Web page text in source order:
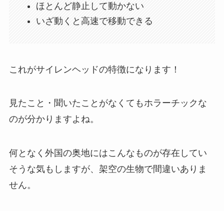
ほとんど静止して動かない
いざ動くと高速で移動できる
これがサイレンヘッドの特徴になります！
見たこと・聞いたことがなくてもホラーチックな
のが分かりますよね。
何となく外国の奥地にはこんなものが存在してい
そうな気もしますが、架空の生物で間違いありま
せん。